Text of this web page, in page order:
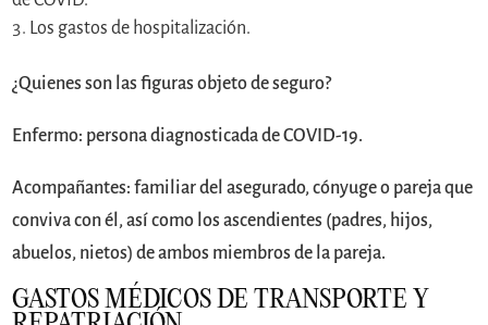
Los gastos de hospitalización.
¿Quienes son las figuras objeto de seguro?
Enfermo: persona diagnosticada de COVID-19.
Acompañantes: familiar del asegurado, cónyuge o pareja que
conviva con él, así como los ascendientes (padres, hijos,
abuelos, nietos) de ambos miembros de la pareja.
GASTOS MÉDICOS DE TRANSPORTE Y